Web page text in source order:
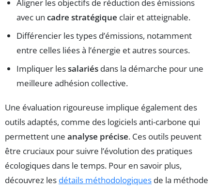
Aligner les objectifs de réduction des émissions
avec un cadre stratégique clair et atteignable.
Différencier les types d’émissions, notamment
entre celles liées à l’énergie et autres sources.
Impliquer lessalariés dans la démarche pour une
meilleure adhésion collective.
Une évaluation rigoureuse implique également des
outils adaptés, comme des logiciels anti-carbone qui
permettent une analyse précise. Ces outils peuvent
être cruciaux pour suivre l’évolution des pratiques
écologiques dans le temps. Pour en savoir plus,
découvrez les détails méthodologiques de la méthode